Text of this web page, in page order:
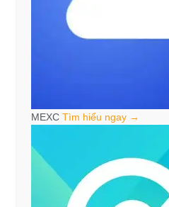
MEXC Tìm hiểu ngay →